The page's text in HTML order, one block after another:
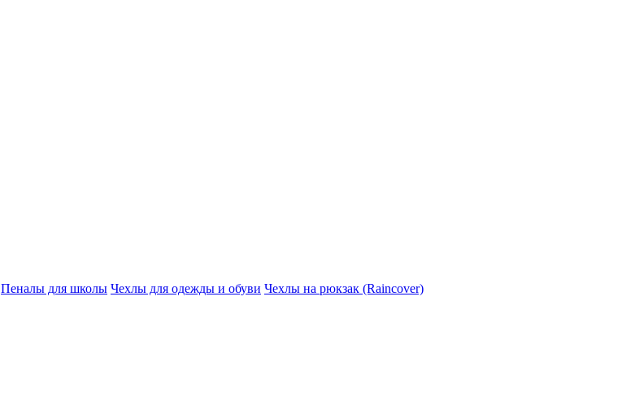
Пеналы для школы Чехлы для одежды и обуви Чехлы на рюкзак (Raincover)